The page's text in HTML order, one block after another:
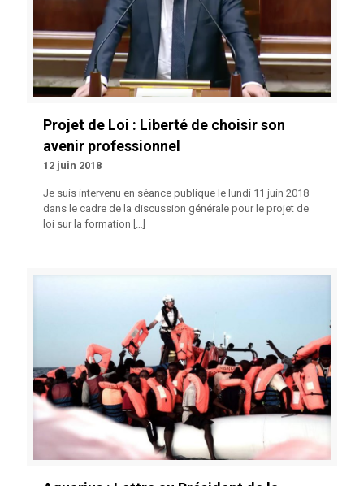
Projet de Loi : Liberté de choisir son
avenir professionnel
12 juin 2018
Je suis intervenu en séance publique le lundi 11 juin 2018
dans le cadre de la discussion générale pour le projet de
loi sur la formation